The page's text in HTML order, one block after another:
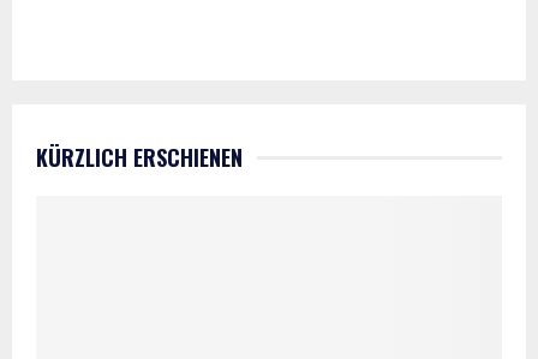
KÜRZLICH ERSCHIENEN